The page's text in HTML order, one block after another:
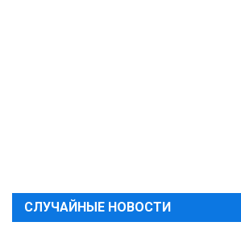
СЛУЧАЙНЫЕ НОВОСТИ